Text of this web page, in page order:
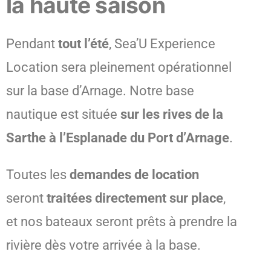
Pendant tout l’été, Sea’U Experience
Location sera pleinement opérationnel
sur la base d’Arnage. Notre base
nautique est située sur les rives de la
Sarthe à l’Esplanade du Port d’Arnage.
Toutes les demandes de location
seront traitées directement sur place,
et nos bateaux seront prêts à prendre la
rivière dès votre arrivée à la base.